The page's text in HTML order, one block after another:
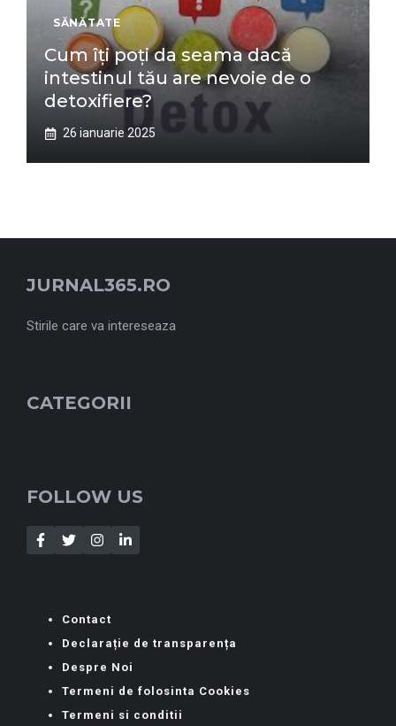
SĂNĂTATE
Cum îți poți da seama dacă
intestinul tău are nevoie de o
detoxifiere?
26 ianuarie 2025
JURNAL365.RO
Stirile care va intereseaza
CATEGORII
FOLLOW US
Contact
Declarație de transparența
Despre Noi
Termeni de folosinta Cookies
Termeni si conditii